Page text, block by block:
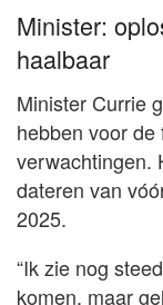
Minister:
haalbaar
Minister Currie
hebben voor
verwachtingen.
dateren van
2025.
“Ik zie nog
komen, maar